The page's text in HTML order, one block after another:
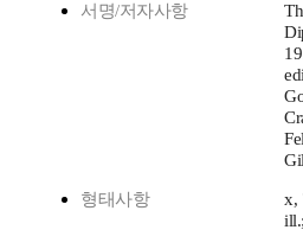
서명/저자사항
형태사항
x,